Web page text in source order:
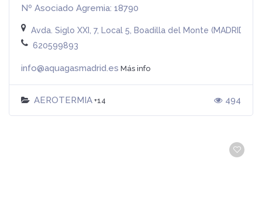
Nº Asociado Agremia: 18790
Avda. Siglo XXI, 7, Local 5, Boadilla del Monte (MADRID)
620599893
info@aquagasmadrid.es Más info
AEROTERMIA +14 494